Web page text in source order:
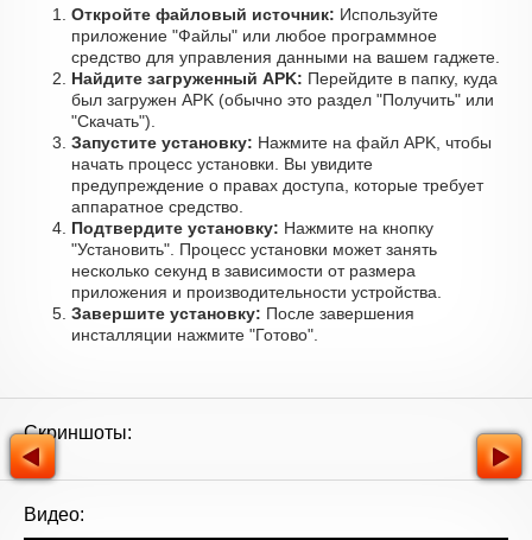
Откройте файловый источник: Используйте
приложение "Файлы" или любое программное
средство для управления данными на вашем гаджете.
Найдите загруженный APK: Перейдите в папку, куда
был загружен APK (обычно это раздел "Получить" или
"Скачать").
Запустите установку: Нажмите на файл APK, чтобы
начать процесс установки. Вы увидите
предупреждение о правах доступа, которые требует
аппаратное средство.
Подтвердите установку: Нажмите на кнопку
"Установить". Процесс установки может занять
несколько секунд в зависимости от размера
приложения и производительности устройства.
Завершите установку: После завершения
инсталляции нажмите "Готово".
Скриншоты:
Видео: